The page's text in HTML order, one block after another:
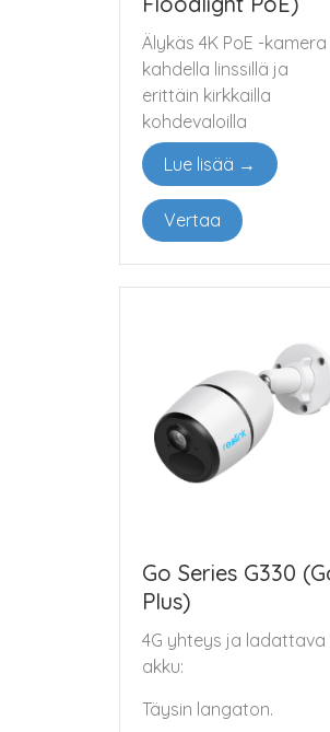
Älykäs 4K PoE -kamera
kahdella linssillä ja
erittäin kirkkailla
kohdevaloilla
Lue lisää →
Vertaa
Go Series G330
Plus)
4G yhteys ja ladattava
akku:
Täysin langaton.